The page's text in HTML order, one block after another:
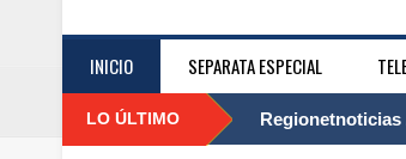
INICIO SEPARATA ESPECIAL
LO ÚLTIMO